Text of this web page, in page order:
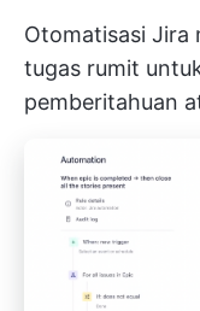
Otomatisasi Jira
tugas rumit
pemberitahuan